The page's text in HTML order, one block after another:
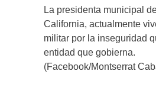
La presidenta municipal
California, actualmente
militar por la inseguridad
entidad que gobierna.
(Facebook/Montserrat